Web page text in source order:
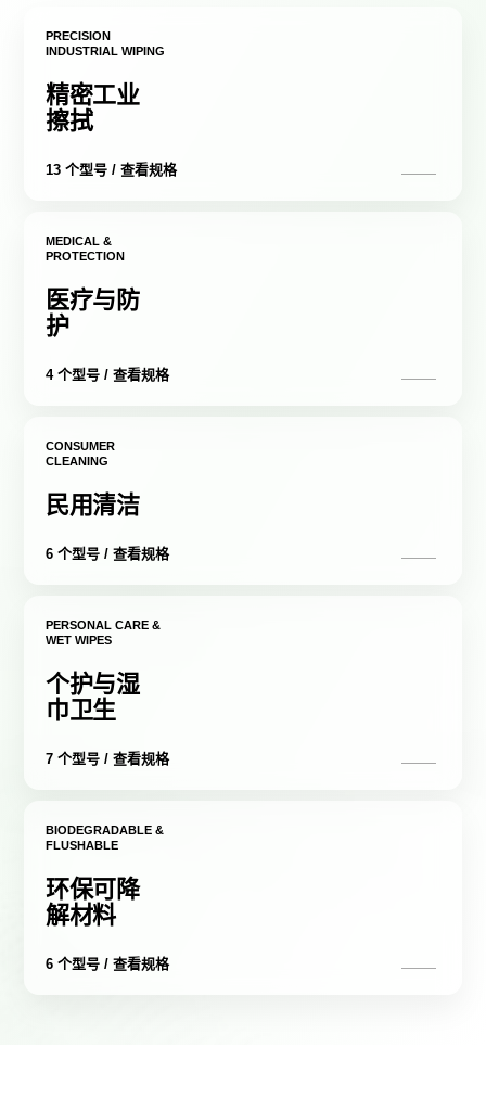
PRECISION
INDUSTRIAL WIPING
精密工业
擦拭
13 个型号 / 查看规格
MEDICAL &
PROTECTION
医疗与防
护
4 个型号 / 查看规格
CONSUMER
CLEANING
民用清洁
6 个型号 / 查看规格
PERSONAL CARE &
WET WIPES
个护与湿
巾卫生
7 个型号 / 查看规格
BIODEGRADABLE &
FLUSHABLE
环保可降
解材料
6 个型号 / 查看规格